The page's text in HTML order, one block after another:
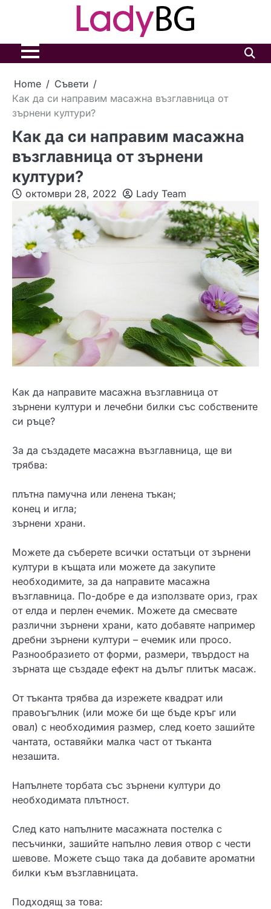
Home
Съвети
Как да си направим масажна възглавница от
зърнени култури?
Как да си направим масажна
възглавница от зърнени
култури?
октомври 28, 2022 Lady Team
Как да направите масажна възглавница от
зърнени култури и лечебни билки със собствените
си ръце?
За да създадете масажна възглавница, ще ви
трябва:
плътна памучна или ленена тъкан;
конец и игла;
зърнени храни.
Можете да съберете всички остатъци от зърнени
култури в къщата или можете да закупите
необходимите, за да направите масажна
възглавница. По-добре е да използвате ориз, грах
от елда и перлен ечемик. Можете да смесвате
различни зърнени храни, като добавяте например
дребни зърнени култури – ечемик или просо.
Разнообразието от форми, размери, твърдост на
зърната ще създаде ефект на дълъг плитък масаж.
От тъканта трябва да изрежете квадрат или
правоъгълник (или може би ще бъде кръг или
овал) с необходимия размер, след което зашийте
чантата, оставяйки малка част от тъканта
незашита.
Напълнете торбата със зърнени култури до
необходимата плътност.
След като напълните масажната постелка с
песъчинки, зашийте напълно левия отвор с чести
шевове. Можете също така да добавите ароматни
билки към възглавницата.
Подходящ за това: